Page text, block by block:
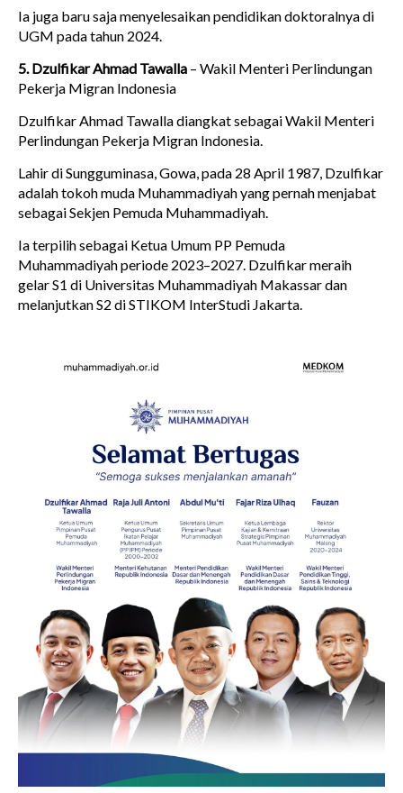
Ia juga baru saja menyelesaikan pendidikan doktoralnya di
UGM pada tahun 2024.
5. Dzulfikar Ahmad Tawalla – Wakil Menteri Perlindungan
Pekerja Migran Indonesia
Dzulfikar Ahmad Tawalla diangkat sebagai Wakil Menteri
Perlindungan Pekerja Migran Indonesia.
Lahir di Sungguminasa, Gowa, pada 28 April 1987, Dzulfikar
adalah tokoh muda Muhammadiyah yang pernah menjabat
sebagai Sekjen Pemuda Muhammadiyah.
Ia terpilih sebagai Ketua Umum PP Pemuda
Muhammadiyah periode 2023–2027. Dzulfikar meraih
gelar S1 di Universitas Muhammadiyah Makassar dan
melanjutkan S2 di STIKOM InterStudi Jakarta.